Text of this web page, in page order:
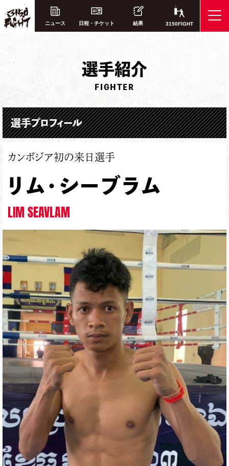
ニュース 日程・チケット 結果 3150FIGHT
選手紹介
FIGHTER
選手プロフィール
カンボジア初の来日選手
リム・シーブラム
LIM SEAVLAM